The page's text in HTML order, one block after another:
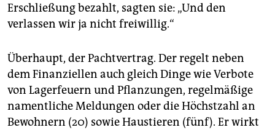
Erschließung bezahlt, sagten sie: „Und den
verlassen wir ja nicht freiwillig.“
Überhaupt, der Pachtvertrag. Der regelt neben
dem Finanziellen auch gleich Dinge wie Verbote
von Lagerfeuern und Pflanzungen, regelmäßige
namentliche Meldungen oder die Höchstzahl an
Bewohnern (20) sowie Haustieren (fünf). Er wirkt